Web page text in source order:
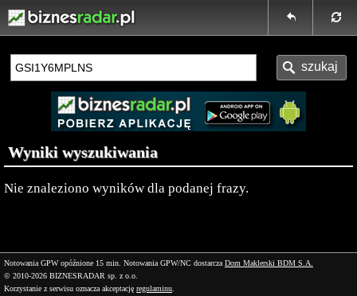
Wyniki wyszukiwania
Nie znaleziono wyników dla podanej frazy.
Notowania GPW opóźnione 15 min. Notowania GPW/NC dostarcza Dom Maklerski BDM S.A.
© 2010-2026 BIZNESRADAR sp. z o.o.
Korzystanie z serwisu oznacza akceptację regulaminu